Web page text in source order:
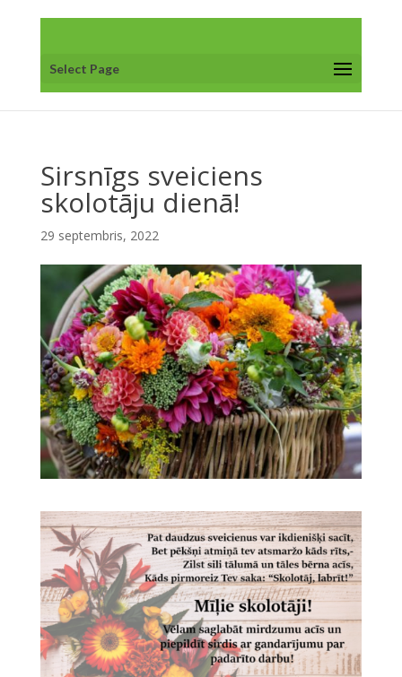
Select Page
Sirsnīgs sveiciens
skolotāju dienā!
29 septembris, 2022